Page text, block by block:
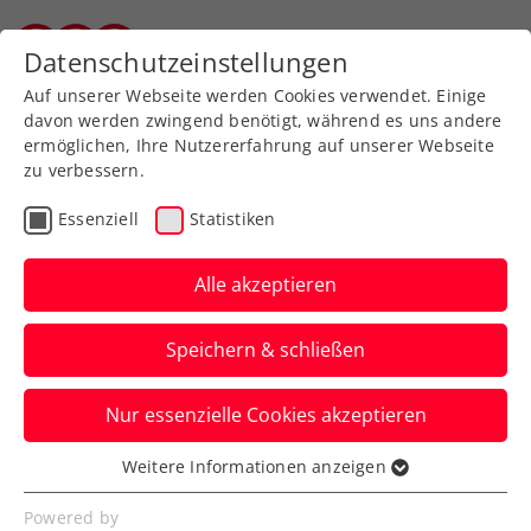
Zurück zur Newsübersicht
Turniere
Generali Open Kitzbühel:
Sportstars geben sich die
Klinke in die Hand
Von Radstar Felix Gall über die
Wintersportler:innen: Das ATP-Turnier
stößt allseits auf Begeisterung.
Verfasst von: Presseaussendung / Redaktion, 02.08.2023
Datenschutzeinstellungen
Auf unserer Webseite werden Cookies verwendet. Einige
davon werden zwingend benötigt, während es uns andere
ermöglichen, Ihre Nutzererfahrung auf unserer Webseite
zu verbessern.
Essenziell Statistiken
Alle akzeptieren
Speichern & schließen
Nur essenzielle Cookies akzeptieren
Essenziell
Essenzielle Cookies werden für grundlegende
Weitere Informationen anzeigen
Powered by